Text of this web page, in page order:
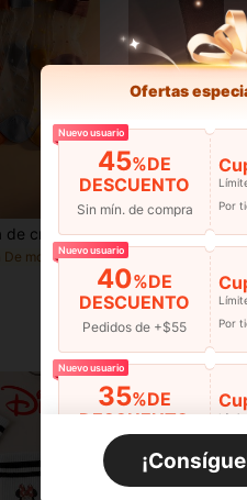
Calcetines de seda de cristal multicolor 1/3/5/8 pares para mujer, calcetines de seda de cristal ultra finos y transpirables para verano, calcetines de seda de cristal transparente con lunares hasta la pantorrilla, estilo preppy, calcetines casuales de moda, adecuados para uso diario
en De moda Calcetines de tripulación para mujer
-4% 1 par de calcetines de media caña negros brillantes y transparentes
Ofertas
Nuevo usuario
45%DE
DESCUENTO
Sin mín. de compra
Por
Nuevo usuario
40%DE
DESCUENTO
Pedidos de +$55
Por
Nuevo usuario
35%DE
DESCUENTO
Pedidos de +$110
Nuevo usuario